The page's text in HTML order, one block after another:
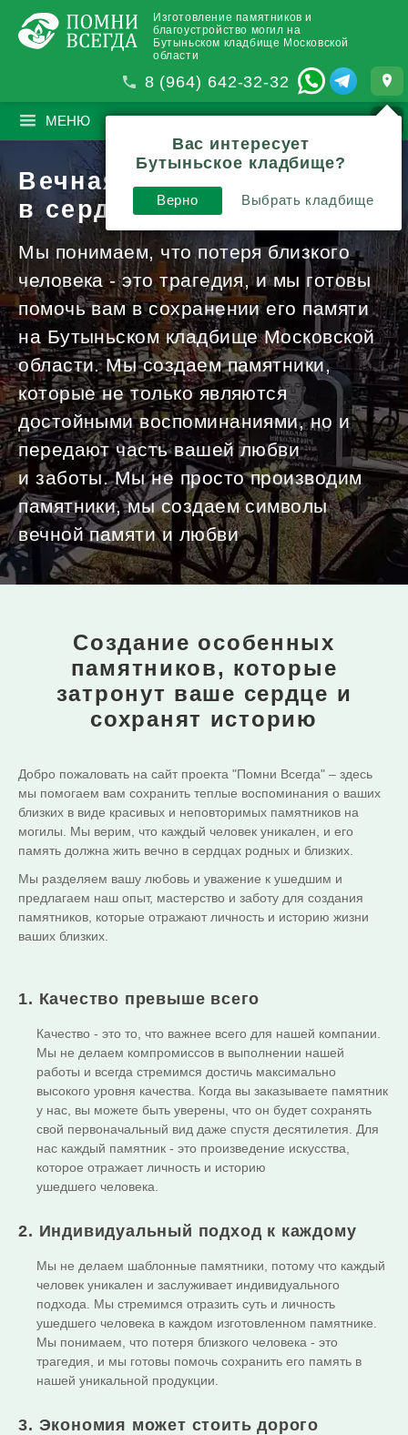
Изготовление памятников и
благоустройство могил на
Бутыньском кладбище Московской
области
8 (964) 642-32-32
МЕНЮ ПОИСК
Вечная память
в сердцах и камне
Мы понимаем, что потеря близкого
человека - это трагедия, и мы готовы
помочь вам в сохранении его памяти
на Бутыньском кладбище Московской
области. Мы создаем памятники,
которые не только являются
достойными воспоминаниями, но и
передают часть вашей любви
и заботы. Мы не просто производим
памятники, мы создаем символы
вечной памяти и любви
Создание особенных
памятников, которые
затронут ваше сердце и
сохранят историю
Добро пожаловать на сайт проекта "Помни Всегда" – здесь
мы помогаем вам сохранить теплые воспоминания о ваших
близких в виде красивых и неповторимых памятников на
могилы. Мы верим, что каждый человек уникален, и его
память должна жить вечно в сердцах родных и близких.
Мы разделяем вашу любовь и уважение к ушедшим и
предлагаем наш опыт, мастерство и заботу для создания
памятников, которые отражают личность и историю жизни
ваших близких.
1. Качество превыше всего
Качество - это то, что важнее всего для нашей компании.
Мы не делаем компромиссов в выполнении нашей
работы и всегда стремимся достичь максимально
высокого уровня качества. Когда вы заказываете памятник
у нас, вы можете быть уверены, что он будет сохранять
свой первоначальный вид даже спустя десятилетия. Для
нас каждый памятник - это произведение искусства,
которое отражает личность и историю
ушедшего человека.
2. Индивидуальный подход к каждому
Мы не делаем шаблонные памятники, потому что каждый
человек уникален и заслуживает индивидуального
подхода. Мы стремимся отразить суть и личность
ушедшего человека в каждом изготовленном памятнике.
Мы понимаем, что потеря близкого человека - это
трагедия, и мы готовы помочь сохранить его память в
нашей уникальной продукции.
3. Экономия может стоить дорого
Вас интересует
Бутыньское кладбище?
Верно Выбрать кладбище